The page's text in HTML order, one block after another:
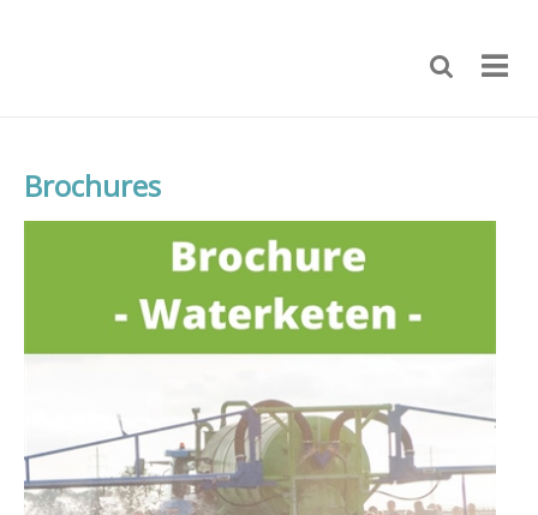
Brochures